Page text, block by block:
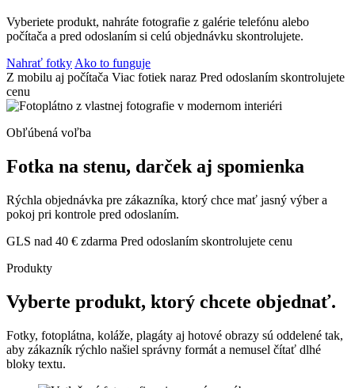
Vyberiete produkt, nahráte fotografie z galérie telefónu alebo
počítača a pred odoslaním si celú objednávku skontrolujete.
Nahrať fotky Ako to funguje
Z mobilu aj počítača Viac fotiek naraz Pred odoslaním skontrolujete
cenu
Obľúbená voľba
Fotka na stenu, darček aj spomienka
Rýchla objednávka pre zákazníka, ktorý chce mať jasný výber a
pokoj pri kontrole pred odoslaním.
GLS nad 40 € zdarma Pred odoslaním skontrolujete cenu
Produkty
Vyberte produkt, ktorý chcete objednať.
Fotky, fotoplátna, koláže, plagáty aj hotové obrazy sú oddelené tak,
aby zákazník rýchlo našiel správny formát a nemusel čítať dlhé
bloky textu.